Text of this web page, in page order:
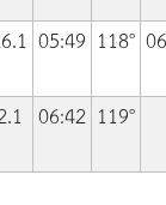
05:49 118°
06:42 119°